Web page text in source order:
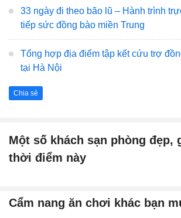
33 ngày đi theo bão lũ – Hành trình
tiếp sức đồng bào miền Trung
Tổng hợp địa điểm tập kết cứu trợ
tại Hà Nội
Chia sẻ
Một số khách sạn phòng đẹp,
thời điểm này
Cẩm nang ăn chơi khác bạn